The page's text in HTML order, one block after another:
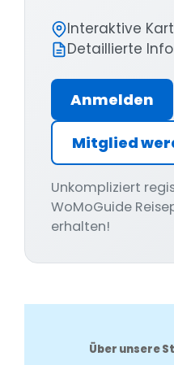
Interaktive
Detaillierte
Anmelden
Mitglied
Unkompliziert
WoMoGuide
erhalten!
Über unsere